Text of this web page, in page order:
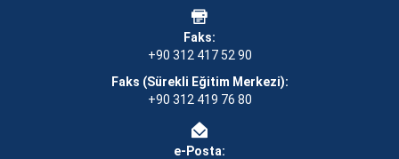
Faks:
+90 312 417 52 90
Faks (Sürekli Eğitim Merkezi):
+90 312 419 76 80
e-Posta: